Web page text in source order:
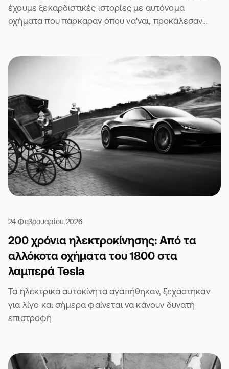
έχουμε ξεκαρδιστικές ιστορίες με αυτόνομα
οχήματα που πάρκαραν όπου να'ναι, προκάλεσαν
24 Φεβρουαρίου 2026
200 χρόνια ηλεκτροκίνησης: Από τα
αλλόκοτα οχήματα του 1800 στα
λαμπερά Tesla
Τα ηλεκτρικά αυτοκίνητα αγαπήθηκαν, ξεχάστηκαν
για λίγο και σήμερα φαίνεται να κάνουν δυνατή
επιστροφή